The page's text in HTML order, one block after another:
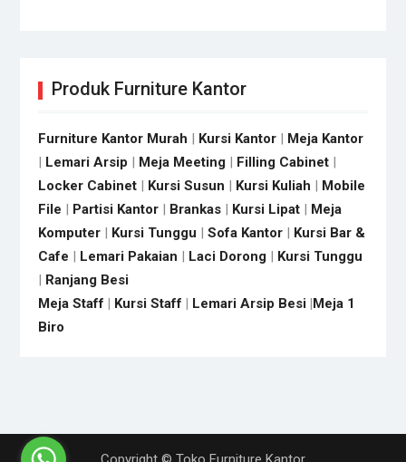
Produk Furniture Kantor
Furniture Kantor Murah | Kursi Kantor| Meja Kantor
| Lemari Arsip | Meja Meeting| Filling Cabinet|
Locker Cabinet| Kursi Susun | Kursi Kuliah | Mobile
File | Partisi Kantor| Brankas| Kursi Lipat| Meja
Komputer| Kursi Tunggu | Sofa Kantor| Kursi Bar &
Cafe | Lemari Pakaian | Laci Dorong| Kursi Tunggu
| Ranjang Besi
Meja Staff | Kursi Staff | Lemari Arsip Besi|Meja 1
Biro